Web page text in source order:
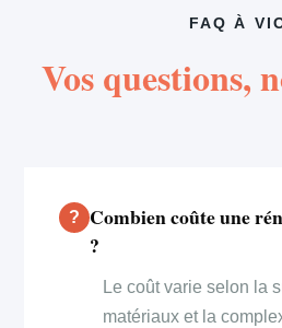
FAQ À
Vos questions,
Combien coûte une
?
Le coût varie selon la
matériaux et la